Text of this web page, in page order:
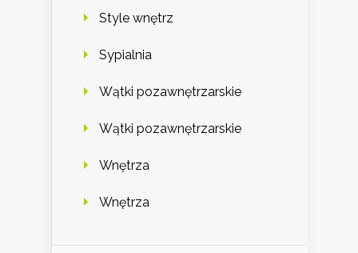
Style wnętrz
Sypialnia
Wątki pozawnętrzarskie
Wątki pozawnętrzarskie
Wnętrza
Wnętrza